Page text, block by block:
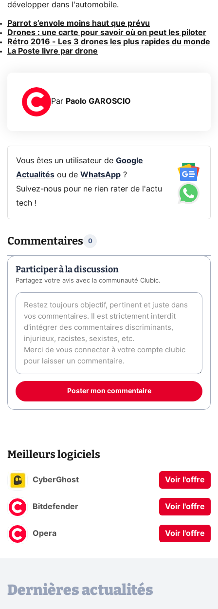
développer dans l'automobile.
Parrot s’envole moins haut que prévu
Drones : une carte pour savoir où on peut les piloter
Rétro 2016 - Les 3 drones les plus rapides du monde
La Poste livre par drone
Par Paolo GAROSCIO
Vous êtes un utilisateur de Google
Actualitésou de WhatsApp?
Suivez-nous pour ne rien rater de l'actu
tech !
Commentaires 0
Participer à la discussion
Partagez votre avis avec la communauté Clubic.
Poster mon commentaire
Meilleurs logiciels
CyberGhost Voir l'offre
Bitdefender Voir l'offre
Opera Voir l'offre
Dernières actualités